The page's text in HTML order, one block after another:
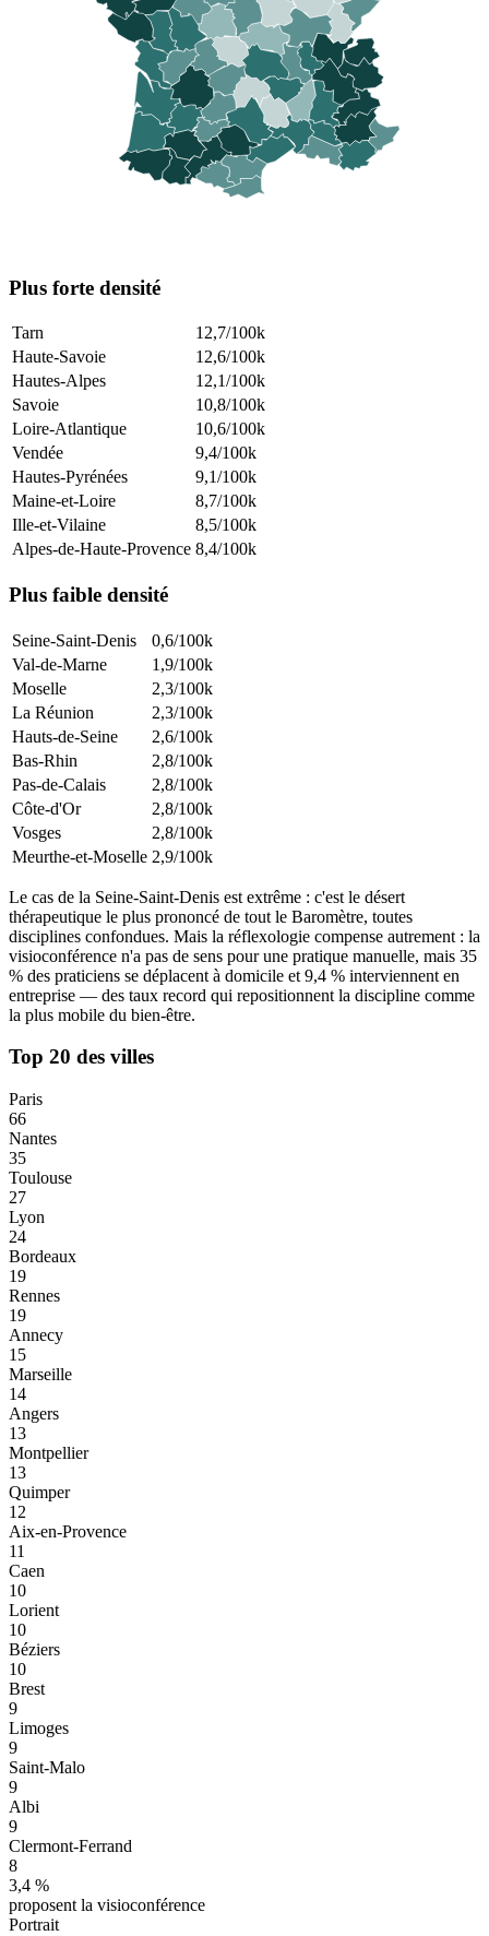
Plus forte densité
Tarn 12,7/100k
Haute-Savoie
12,6/100k
Hautes-Alpes
12,1/100k
Savoie
10,8/100k
Loire-Atlantique
10,6/100k
Vendée
9,4/100k
Hautes-Pyrénées
9,1/100k
Maine-et-Loire
8,7/100k
Ille-et-Vilaine
8,5/100k
Alpes-de-Haute-Provence 8,4/100k
Plus faible densité
Seine-Saint-Denis 0,6/100k
Val-de-Marne
1,9/100k
Moselle
2,3/100k
La Réunion
2,3/100k
Hauts-de-Seine
2,6/100k
Bas-Rhin
2,8/100k
Pas-de-Calais
2,8/100k
Côte-d'Or
2,8/100k
Vosges
2,8/100k
Meurthe-et-Moselle 2,9/100k
Le cas de la Seine-Saint-Denis est extrême : c'est le désert
thérapeutique le plus prononcé de tout le Baromètre, toutes
disciplines confondues. Mais la réflexologie compense autrement : la
visioconférence n'a pas de sens pour une pratique manuelle, mais 35
% des praticiens se déplacent à domicile et 9,4 % interviennent en
entreprise — des taux record qui repositionnent la discipline comme
la plus mobile du bien-être.
Top 20 des villes
Paris
66
Nantes
35
Toulouse
27
Lyon
24
Bordeaux
19
Rennes
19
Annecy
15
Marseille
14
Angers
13
Montpellier
13
Quimper
12
Aix-en-Provence
11
Caen
10
Lorient
10
Béziers
10
Brest
9
Limoges
9
Saint-Malo
9
Albi
9
Clermont-Ferrand
8
3,4 %
proposent la visioconférence
Portrait